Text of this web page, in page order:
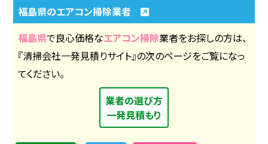
福島県のエアコン掃除業者
福島県で良心価格なエアコン掃除業者をお探しの方は、
『清掃会社一発見積りサイト』の次のページをご覧になっ
てください。
業者の選び方
一発見積もり